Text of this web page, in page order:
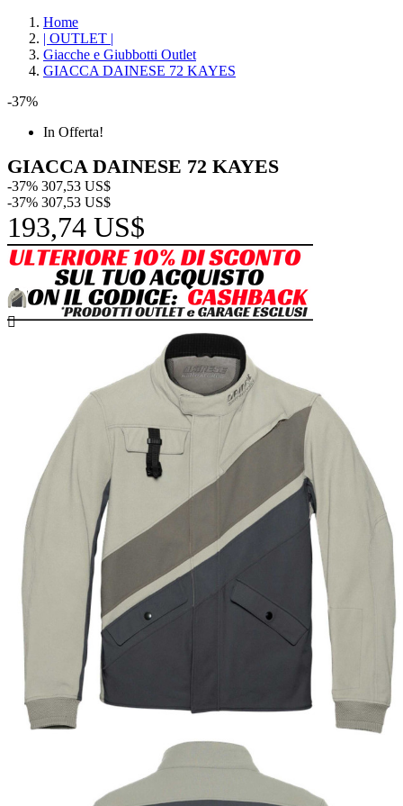
Home
| OUTLET |
Giacche e Giubbotti Outlet
GIACCA DAINESE 72 KAYES
-37%
In Offerta!
GIACCA DAINESE 72 KAYES
-37% 307,53 US$
-37% 307,53 US$
193,74 US$
